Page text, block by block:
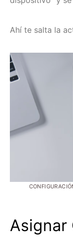
Ahí te salta la
Asignar